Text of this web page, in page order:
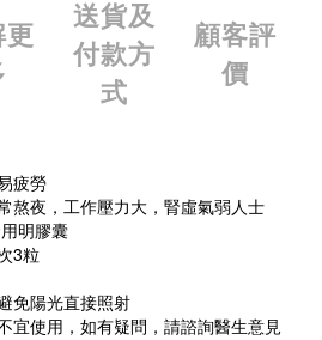
更
送貨及
付款方
式
顧客評
價
疲勞
熬夜，工作壓力大，腎虛氣弱人士
明膠囊
3粒
免陽光直接照射
宜使用，如有疑問，請諮詢醫生意見